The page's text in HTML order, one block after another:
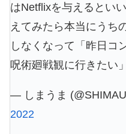
はNetflixを与えるとい
えてみたら本当にうち
しなくなって「昨日コ
呪術廻戦観に行きたい
— しまうま
2022